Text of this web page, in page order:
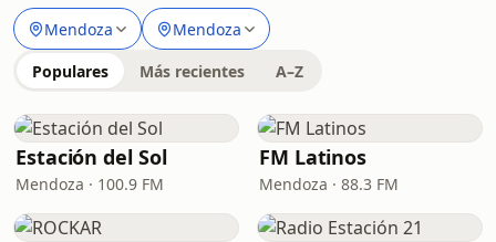
Mendoza Mendoza
Populares Más recientes A–Z
Estación del Sol
Mendoza · 100.9 FM
FM Latinos
Mendoza · 88.3 FM